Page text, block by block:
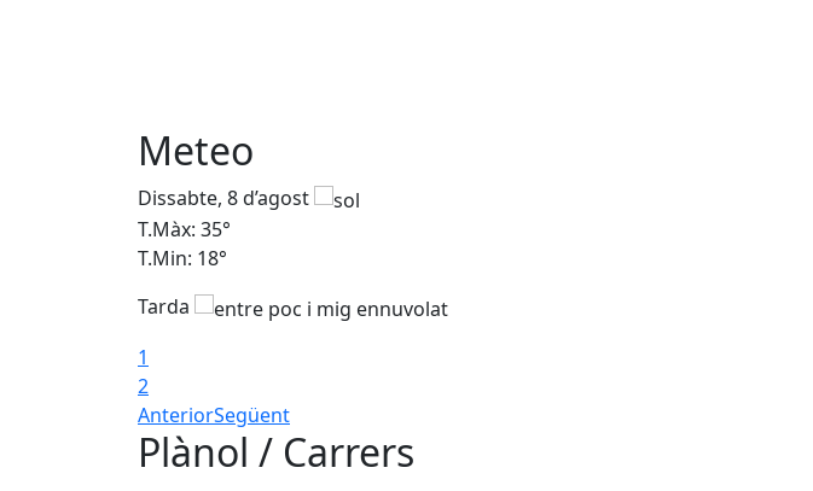
Meteo
Dissabte, 8 d’agost
T.Màx: 35°
T.Min: 18°
Tarda
1
2
AnteriorSegüent
Plànol / Carrers